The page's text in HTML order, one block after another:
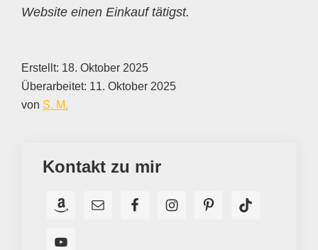
Website einen Einkauf tätigst.
Erstellt: 18. Oktober 2025
Überarbeitet: 11. Oktober 2025
von S. M.
Kontakt zu mir